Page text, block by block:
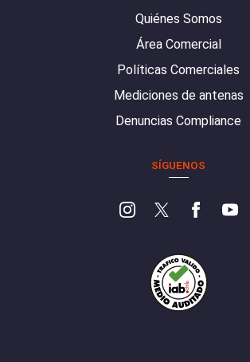
Quiénes Somos
Área Comercial
Políticas Comerciales
Mediciones de antenas
Denuncias Compliance
SÍGUENOS